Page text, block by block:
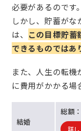
必要があるのです。
しかし、貯蓄が
は、 この目標貯蓄
できるものではあ
また、人生の転機
に費用がかかる場
結婚
総額：
詳